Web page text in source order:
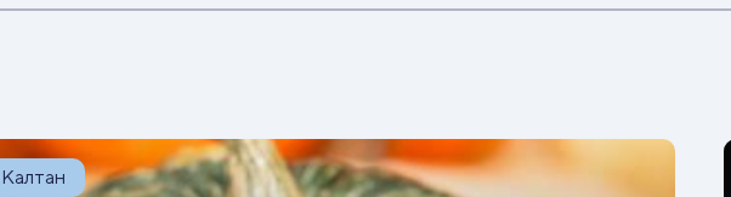
Калтан